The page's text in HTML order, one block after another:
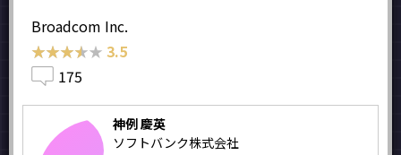
Broadcom Inc.
★★★★★
★★★★★ 3.5
175
神例 慶英
ソフトバンク株式会社